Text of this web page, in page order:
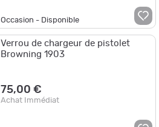
Occasion - Disponible
Verrou de chargeur de pistolet
Browning 1903
75,00 €
Achat Immédiat